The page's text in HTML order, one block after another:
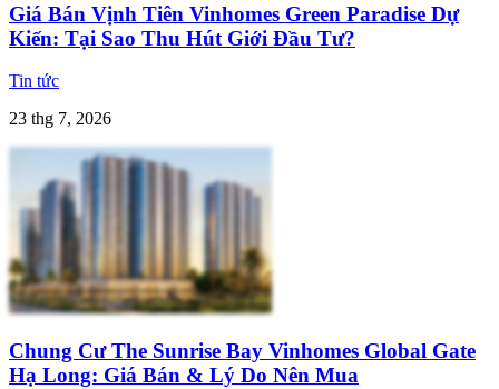
Giá Bán Vịnh Tiên Vinhomes Green Paradise Dự
Kiến: Tại Sao Thu Hút Giới Đầu Tư?
Tin tức
23 thg 7, 2026
Chung Cư The Sunrise Bay Vinhomes Global Gate
Hạ Long: Giá Bán & Lý Do Nên Mua